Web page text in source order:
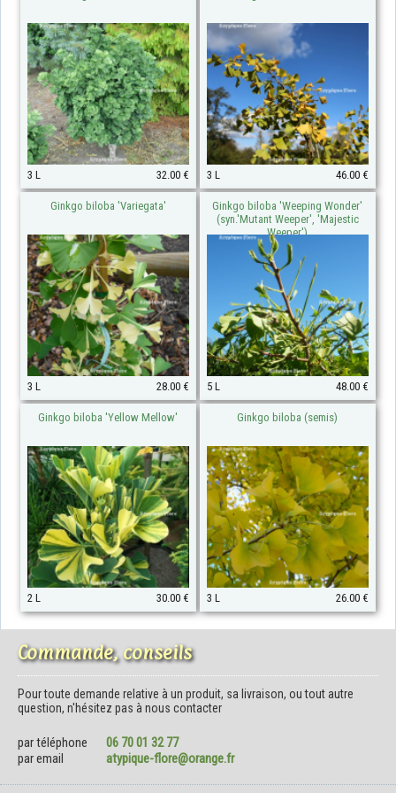
3 L 32.00 € 3 L 46.00 €
Ginkgo biloba 'Variegata'
3 L 28.00 €
Ginkgo biloba 'Weeping Wonder'
(syn.'Mutant Weeper', 'Majestic
Weeper')
5 L 48.00 €
Ginkgo biloba 'Yellow Mellow'
2 L 30.00 €
Ginkgo biloba (semis)
3 L 26.00 €
Commande, conseils
Pour toute demande relative à un produit, sa livraison, ou tout autre
question, n'hésitez pas à nous contacter
par téléphone
06 70 01 32 77
par email
atypique-flore@orange.fr